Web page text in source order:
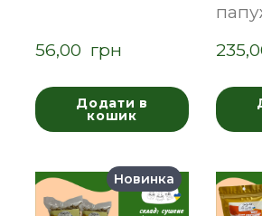
56,00  грн
Додати в
кошик
Новинка